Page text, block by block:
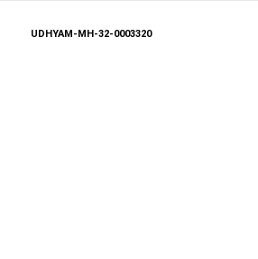
UDHYAM-MH-32-0003320